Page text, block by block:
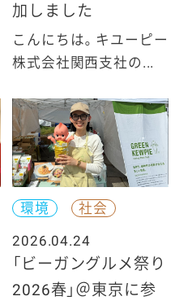
加しました
こんにちは。キユーピー
株式会社関西支社の...
環境
社会
2026.04.24
「ビーガングルメ祭り
2026春」＠東京に参